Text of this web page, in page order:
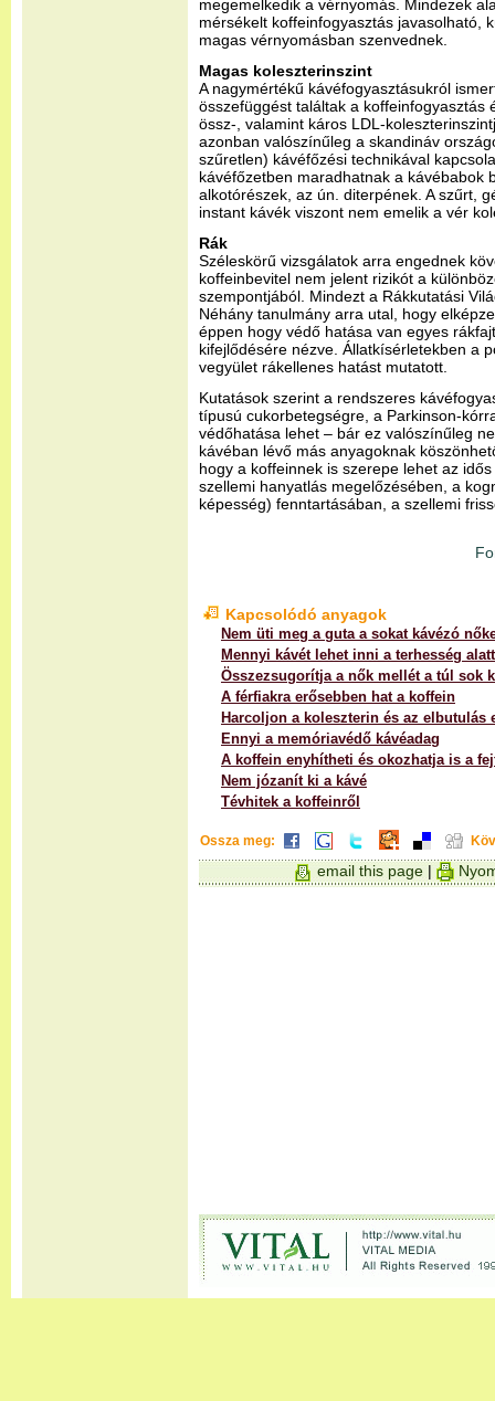
megemelkedik a vérnyomás. Mindezek
mérsékelt koffeinfogyasztás javasolható,
magas vérnyomásban szenvednek.
Magas koleszterinszint
A nagymértékű kávéfogyasztásukról
összefüggést találtak a koffeinfogyasztás
össz-, valamint káros LDL-
azonban valószínűleg a skandináv
szűretlen) kávéfőzési technikával
kávéfőzetben maradhatnak a kávébabok
alkotórészek, az ún. diterpének. A szűrt,
instant kávék viszont nem emelik a vér
Rák
Széleskörű vizsgálatok arra engednek
koffeinbevitel nem jelent rizikót a
szempontjából. Mindezt a Rákkutatási
Néhány tanulmány arra utal, hogy
éppen hogy védő hatása van egyes
kifejlődésére nézve. Állatkísérletekben a
vegyület rákellenes hatást mutatott.
Kutatások szerint a rendszeres
típusú cukorbetegségre, a Parkinson-
védőhatása lehet – bár ez valószínűleg
kávéban lévő más anyagoknak
hogy a koffeinnek is szerepe lehet az
szellemi hanyatlás megelőzésében, a
képesség) fenntartásában, a szellemi
Kapcsolódó anyagok
Nem üti meg a guta a sokat kávézó
Mennyi kávét lehet inni a terhesség
Összezsugorítja a nők mellét a túl sok
A férfiakra erősebben hat a koffein
Harcoljon a koleszterin és az elbutulás
Ennyi a memóriavédő kávéadag
A koffein enyhítheti és okozhatja is a
Nem józanít ki a kávé
Tévhitek a koffeinről
Ossza meg:
email this page |